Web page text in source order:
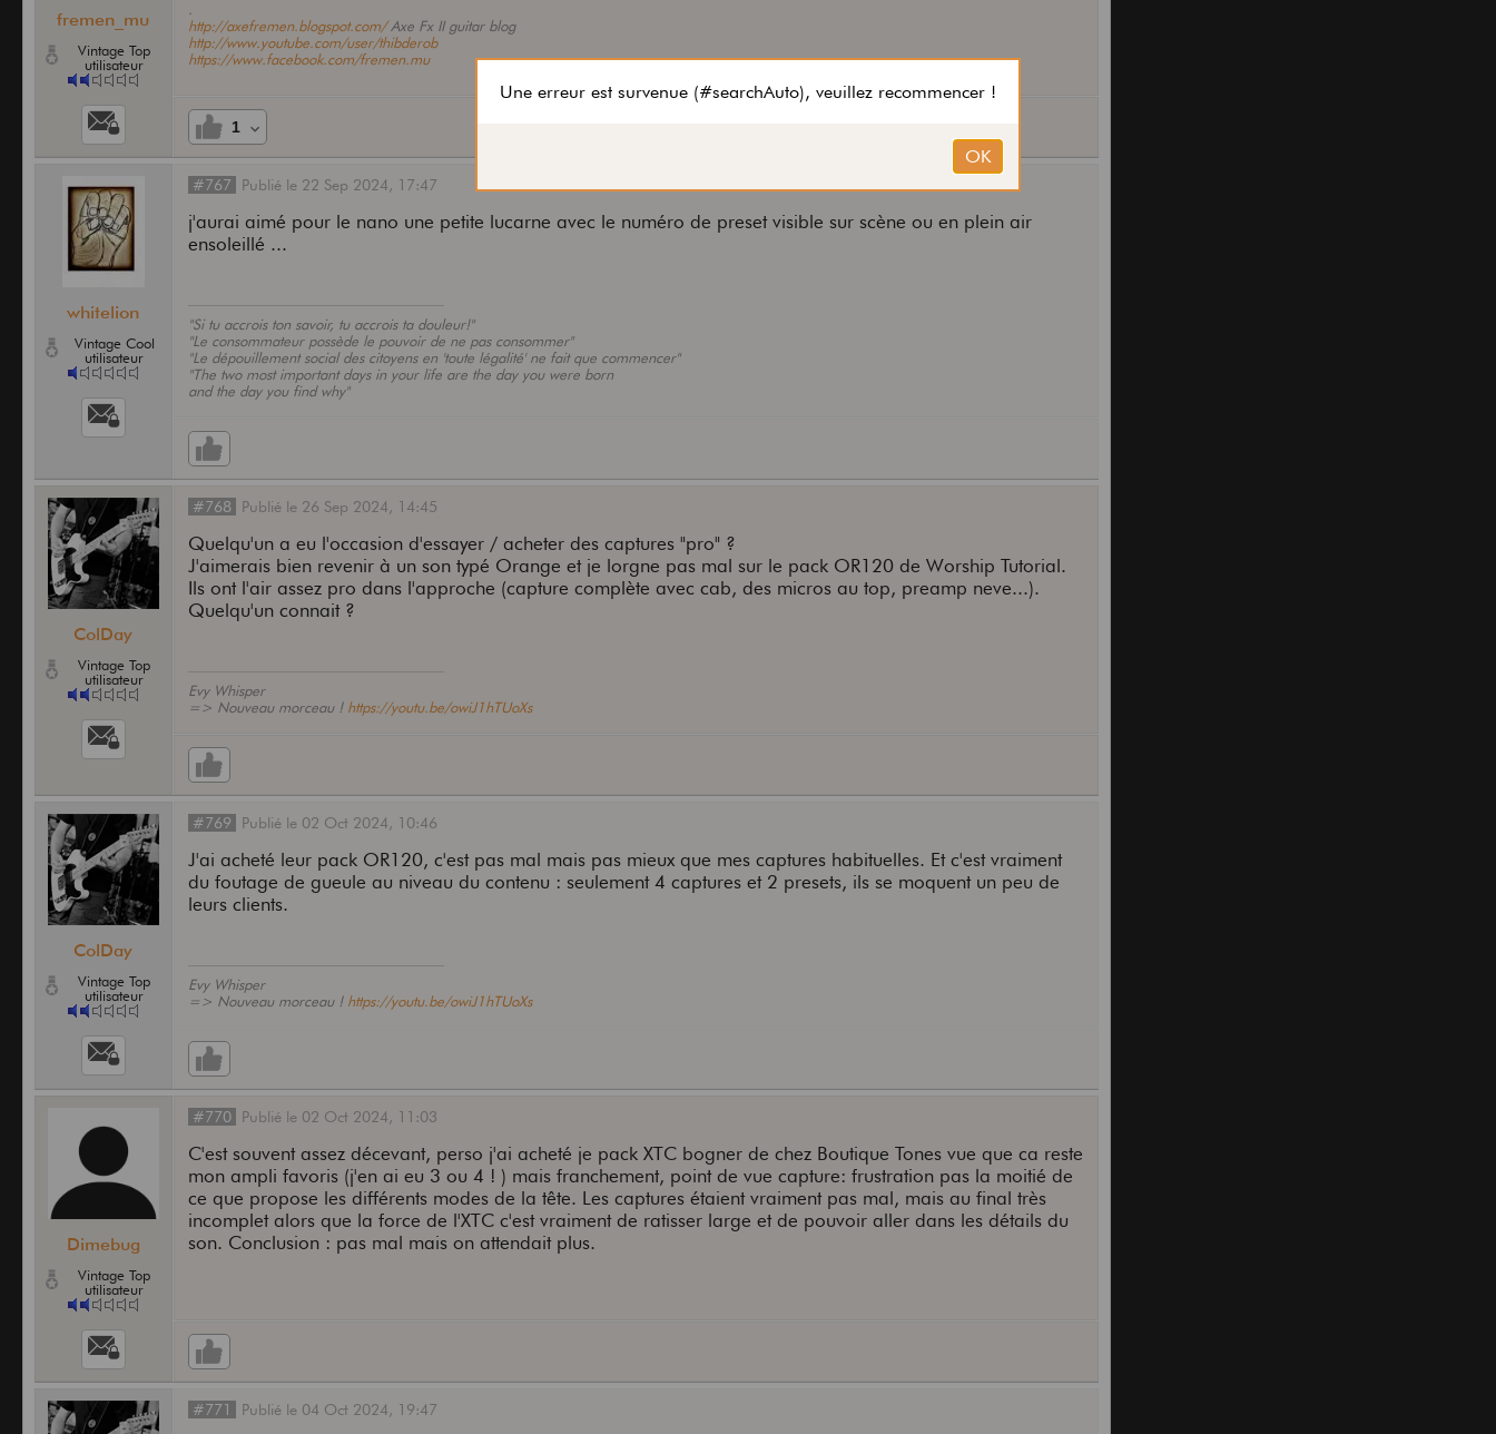
fremen_mu
Vintage Top
utilisateur
.
http://axefremen.blogspot.com/Axe Fx II guitar blog
http://www.youtube.com/user/thibderob
https://www.facebook.com/fremen.mu
1
whitelion
Vintage Cool
utilisateur
#767 Publié le 22 Sep 2024, 17:47
j'aurai aimé pour le nano une petite lucarne avec le numéro de preset visible sur scène ou en plein air
ensoleillé ...
"Si tu accrois ton savoir, tu accrois ta douleur!"
"Le consommateur possède le pouvoir de ne pas consommer"
"Le dépouillement social des citoyens en 'toute légalité' ne fait que commencer"
"The two most important days in your life are the day you were born
and the day you find why"
ColDay
Vintage Top
utilisateur
#768 Publié le 26 Sep 2024, 14:45
Quelqu'un a eu l'occasion d'essayer / acheter des captures "pro" ?
J'aimerais bien revenir à un son typé Orange et je lorgne pas mal sur le pack OR120 de Worship Tutorial.
Ils ont l'air assez pro dans l'approche (capture complète avec cab, des micros au top, preamp neve...).
Quelqu'un connait ?
Evy Whisper
=> Nouveau morceau ! https://youtu.be/owiJ1hTUoXs
ColDay
Vintage Top
utilisateur
#769 Publié le 02 Oct 2024, 10:46
J'ai acheté leur pack OR120, c'est pas mal mais pas mieux que mes captures habituelles. Et c'est vraiment
du foutage de gueule au niveau du contenu : seulement 4 captures et 2 presets, ils se moquent un peu de
leurs clients.
Evy Whisper
=> Nouveau morceau ! https://youtu.be/owiJ1hTUoXs
Dimebug
Vintage Top
utilisateur
#770 Publié le 02 Oct 2024, 11:03
C'est souvent assez décevant, perso j'ai acheté je pack XTC bogner de chez Boutique Tones vue que ca reste
mon ampli favoris (j'en ai eu 3 ou 4 ! ) mais franchement, point de vue capture: frustration pas la moitié de
ce que propose les différents modes de la tête. Les captures étaient vraiment pas mal, mais au final très
incomplet alors que la force de l'XTC c'est vraiment de ratisser large et de pouvoir aller dans les détails du
son. Conclusion : pas mal mais on attendait plus.
#771 Publié le 04 Oct 2024, 19:47